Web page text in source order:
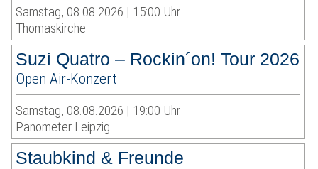
Samstag, 08.08.2026 | 15:00 Uhr
Thomaskirche
Suzi Quatro – Rockin´on! Tour 2026
Open Air-Konzert
Samstag, 08.08.2026 | 19:00 Uhr
Panometer Leipzig
Staubkind & Freunde